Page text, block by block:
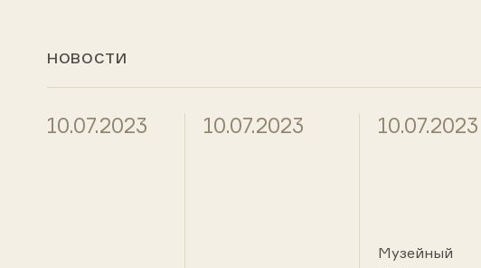
НОВОСТИ
10.07.2023 10.07.2023 10.07.2023
Музейный